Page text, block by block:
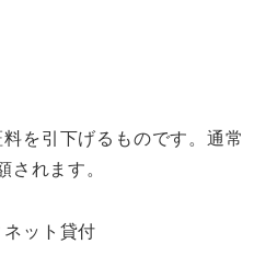
を引下げるものです。通常
れます。
ット貸付